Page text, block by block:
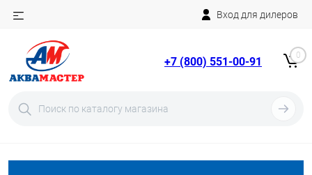
Вход для дилеров
+7 (800) 551-00-91 0